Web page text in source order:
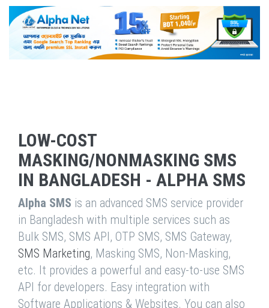
LOW-COST
MASKING/NONMASKING SMS
IN BANGLADESH - ALPHA SMS
Alpha SMS is an advanced SMS service provider
in Bangladesh with multiple services such as
Bulk SMS, SMS API, OTP SMS, SMS Gateway,
SMS Marketing, Masking SMS, Non-Masking,
etc. It provides a powerful and easy-to-use SMS
API for developers. Easy integration with
Software Applications & Websites. You can also